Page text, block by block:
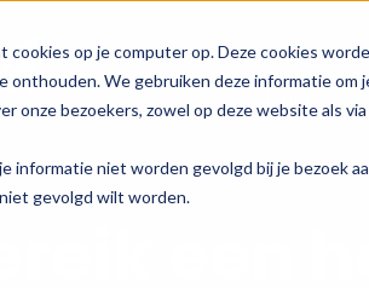
cookies op je computer op. Deze cookies
onthouden. We gebruiken deze informatie
onze bezoekers, zowel op deze website als
informatie niet worden gevolgd bij je bezoek
gevolgd wilt worden.